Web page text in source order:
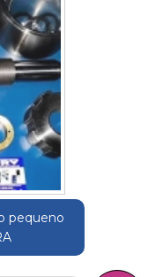
pequeno